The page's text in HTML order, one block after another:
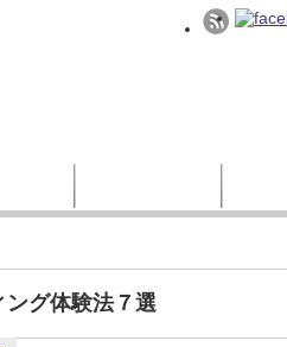
グ体験法７選